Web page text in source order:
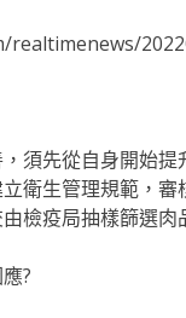
須先從自身開始
衛生管理規範，
檢疫局抽樣篩選肉
?